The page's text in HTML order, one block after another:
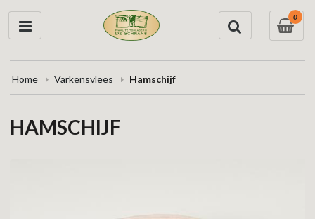
0
Home Varkensvlees Hamschijf
HAMSCHIJF